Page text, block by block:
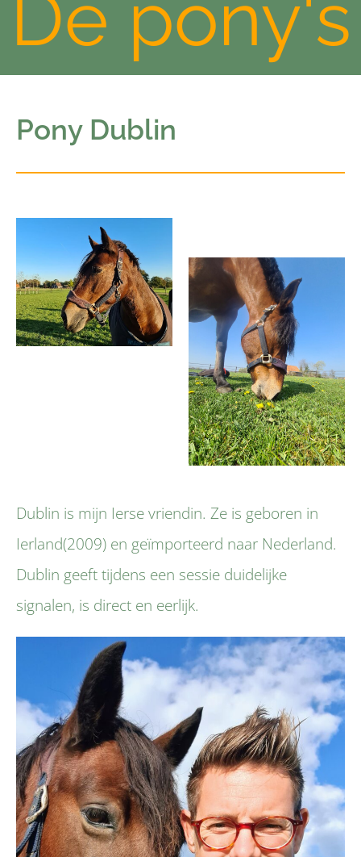
De pony's
Pony Dublin
Dublin is mijn Ierse vriendin. Ze is geboren in
Ierland(2009) en geïmporteerd naar Nederland.
Dublin geeft tijdens een sessie duidelijke
signalen, is direct en eerlijk.